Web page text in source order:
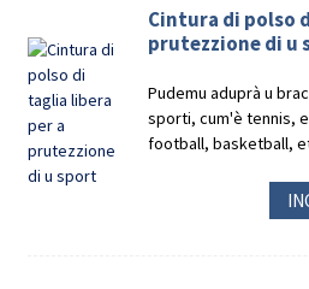
Cintura di polso
prutezzione di u
Pudemu aduprà u
sporti, cum'è tennis,
football, basketball,